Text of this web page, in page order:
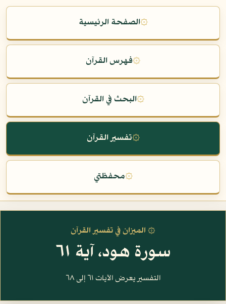
۞الصفحة الرئيسية
۞فهرس القرآن
۞البحث في القرآن
۞تفسير القرآن
۞محفظتي
۞ الميزان في تفسير القرآن
سورة هود، آية ٦١
التفسير يعرض الآيات ٦١ إلى ٦٨